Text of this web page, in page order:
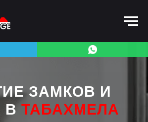
ЗАМКОВ И
В ТАБАХМЕЛА